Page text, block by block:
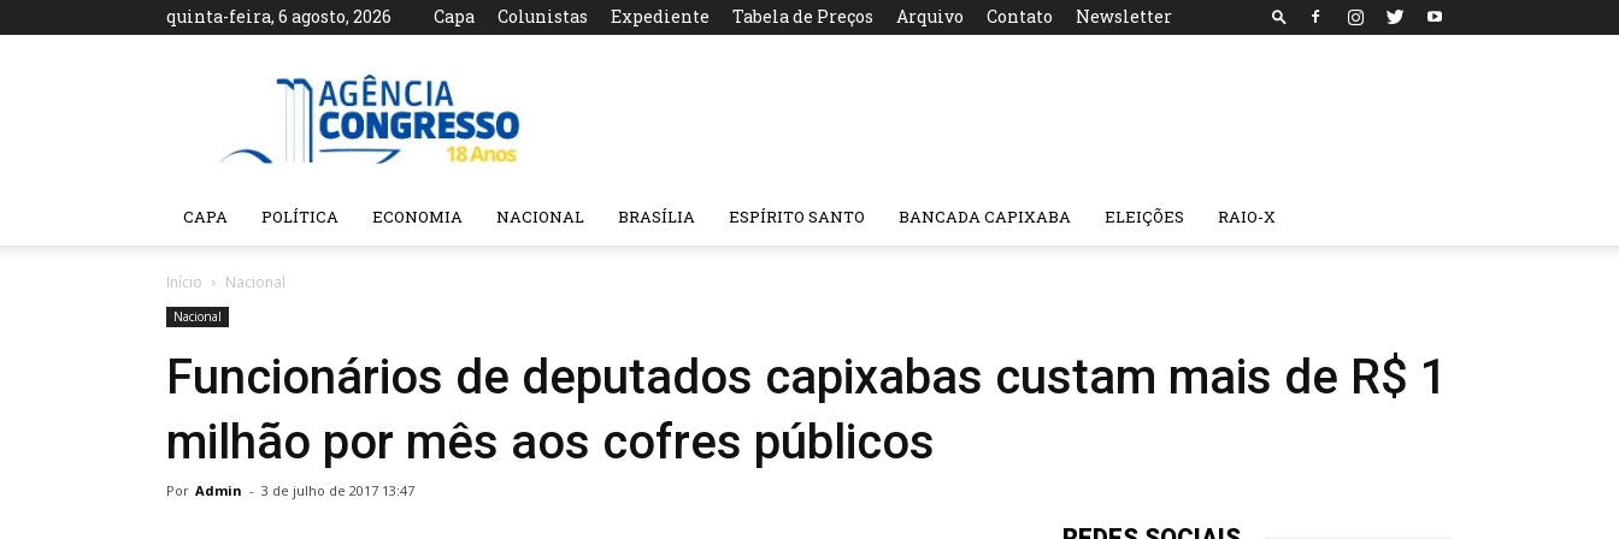
quinta-feira, 6 agosto, 2026 Capa Colunistas Expediente Tabela de Preços Arquivo Contato Newsletter
Agência
CAPA POLÍTICA ECONOMIA NACIONAL BRASÍLIA ESPÍRITO SANTO BANCADA CAPIXABA ELEIÇÕES RAIO-X
Início Nacional
Nacional
Funcionários de deputados capixabas custam mais de R$ 1
milhão por mês aos cofres públicos
Por Admin - 3 de julho de 2017 13:47